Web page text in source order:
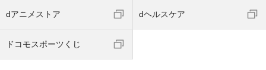
dアニメストア dヘルスケア
ドコモスポーツくじ